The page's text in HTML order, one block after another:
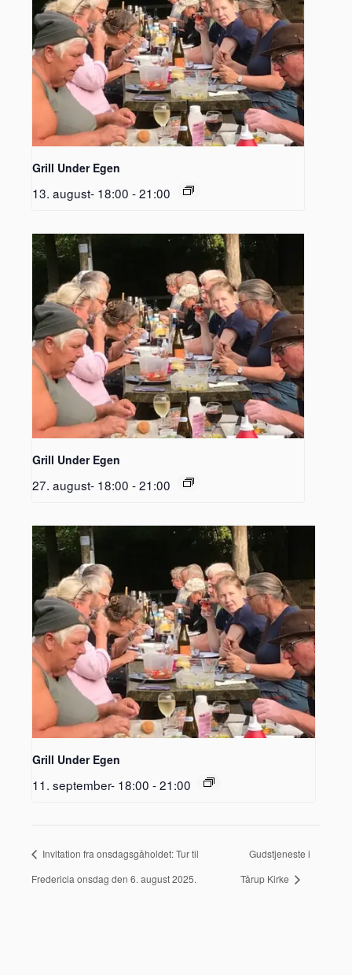
Grill Under Egen
13. august- 18:00 -21:00
Grill Under Egen
27. august- 18:00 -21:00
Grill Under Egen
11. september- 18:00 -21:00
Invitation fra onsdagsgåholdet: Tur til
Fredericia onsdag den 6. august 2025.
Gudstjeneste i
Tårup Kirke